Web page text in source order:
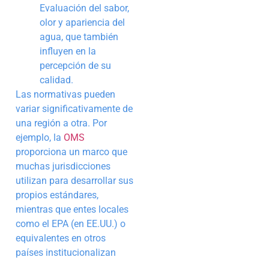
Evaluación del sabor,
olor y apariencia del
agua, que también
influyen en la
percepción de su
calidad.
Las normativas pueden
variar significativamente de
una región a otra. Por
ejemplo, la OMS
proporciona un marco que
muchas jurisdicciones
utilizan para desarrollar sus
propios estándares,
mientras que entes locales
como el EPA (en EE.UU.) o
equivalentes en otros
países institucionalizan